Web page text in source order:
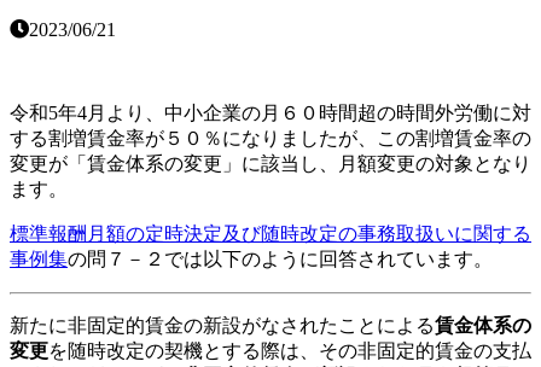
2023/06/21
令和5年4月より、中小企業の月６０時間超の時間外労働に対
する割増賃金率が５０％になりましたが、この割増賃金率の
変更が「賃金体系の変更」に該当し、月額変更の対象となり
ます。
標準報酬月額の定時決定及び随時改定の事務取扱いに関する
事例集の問７－２では以下のように回答されています。
新たに非固定的賃金の新設がなされたことによる賃金体系の
変更を随時改定の契機とする際は、その非固定的賃金の支払